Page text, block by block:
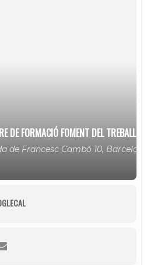
DE FORMACIÓ FOMENT DEL TREBALL
de Francesc Cambó 10, Barcelona